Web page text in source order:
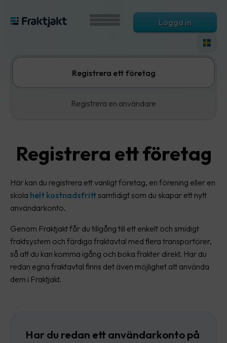
Logga in
Registrera ett företag
Registrera en användare
Registrera ett företag
Här kan du registrera ett vanligt företag, en förening eller en
skola helt kostnadsfrittsamtidigt som du skapar ett nytt
användarkonto.
Genom Fraktjakt får du tillgång till ett enkelt och smidigt
fraktsystem och färdiga fraktavtal med flera transportörer,
så att du kan komma igång och boka frakter direkt. Har du
redan egna fraktavtal finns det även möjlighet att använda
dem i Fraktjakt.
Har du redan ett användarkonto på